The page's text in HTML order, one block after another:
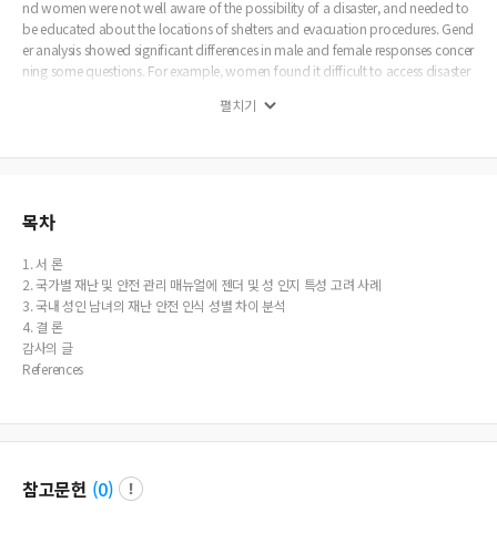
nd women were not well aware of the possibility of a disaster, and needed to
be educated about the locations of shelters and evacuation procedures. Gend
er analysis showed significant differences in male and female responses concer
ning some questions. For example, women found it difficult to access disaster
milar willingness to participate in disaster and safety management education
should be developed and implemented more actively. In addition, it was sugg
펼치기
목차
1. 서 론
2. 국가별 재난 및 안전 관리 매뉴얼에 젠더 및 성 인지 특성 고려 사례
3. 국내 성인 남녀의 재난 안전 인식 성별 차이 분석
4. 결 론
감사의 글
References
참고문헌 (0)